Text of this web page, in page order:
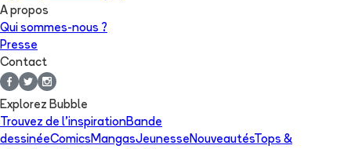
A propos
Qui sommes-nous ?
Presse
Contact
Explorez Bubble
Trouvez de l'inspirationBande
dessinéeComicsMangasJeunesseNouveautésTops &